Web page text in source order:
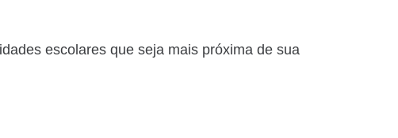
escolares que seja mais próxima de sua